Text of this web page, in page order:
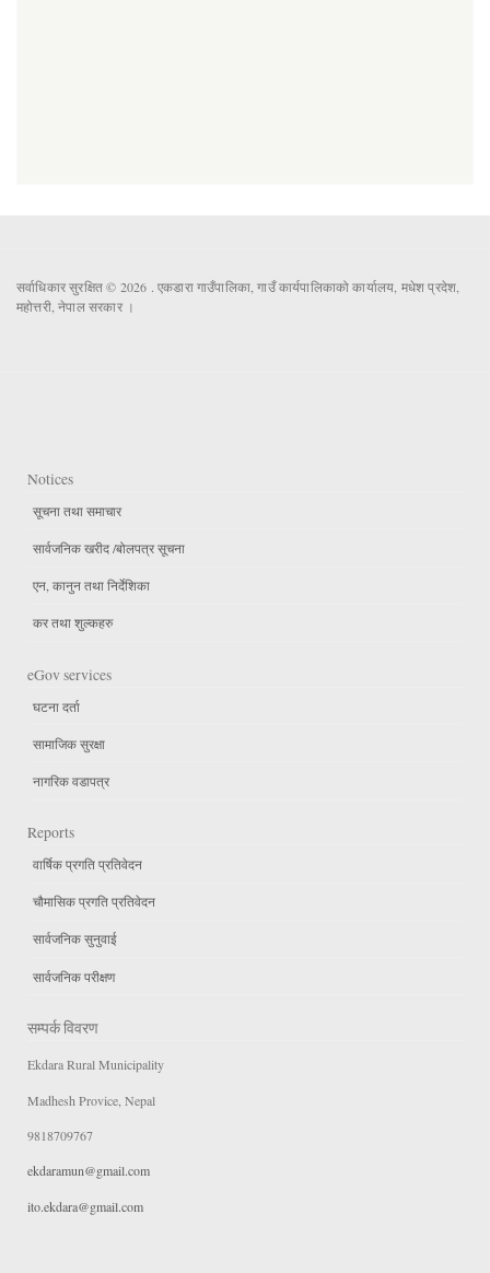
सर्वाधिकार सुरक्षित © 2026 . एकडारा गाउँपालिका, गाउँ कार्यपालिकाको कार्यालय, मधेश प्रदेश,
महोत्तरी, नेपाल सरकार ।
Notices
सूचना तथा समाचार
सार्वजनिक खरीद /बोलपत्र सूचना
एन, कानुन तथा निर्देशिका
कर तथा शुल्कहरु
eGov services
घटना दर्ता
सामाजिक सुरक्षा
नागरिक वडापत्र
Reports
वार्षिक प्रगति प्रतिवेदन
चौमासिक प्रगति प्रतिवेदन
सार्वजनिक सुनुवाई
सार्वजनिक परीक्षण
सम्पर्क विवरण
Ekdara Rural Municipality
Madhesh Provice, Nepal
9818709767
ekdaramun@gmail.com
ito.ekdara@gmail.com